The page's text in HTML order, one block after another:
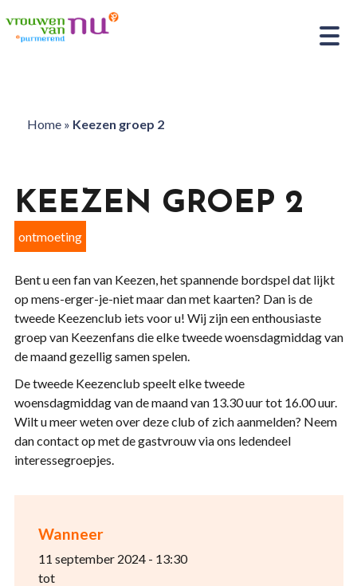
Home» Keezen groep 2
Wanneer
11 september 2024 - 13:30
tot
KEEZEN GROEP 2
ontmoeting
Bent u een fan van Keezen, het spannende bordspel dat lijkt
op mens-erger-je-niet maar dan met kaarten? Dan is de
tweede Keezenclub iets voor u! Wij zijn een enthousiaste
groep van Keezenfans die elke tweede woensdagmiddag van
de maand gezellig samen spelen.
De tweede Keezenclub speelt elke tweede
woensdagmiddag van de maand van 13.30 uur tot 16.00 uur.
Wilt u meer weten over deze club of zich aanmelden? Neem
dan contact op met de gastvrouw via ons ledendeel
interessegroepjes.